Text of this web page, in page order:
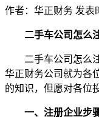
作者：华正财务 发表
二手车公司怎么
二手车公司怎么注
华正财务公司就为各
的知识，但愿对各位
一、注册企业步